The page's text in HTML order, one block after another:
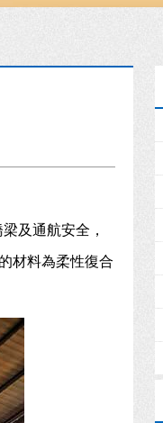
及通航安全，
材料為柔性復合